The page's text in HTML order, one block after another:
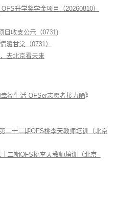
升学奖学金项目（20260810）
目收支公示（0731)
暖甘棠（0731）
去北京看未来
福生活-OFSer志愿者接力晒》
二十二期OFS桃李天教师培训（北京
二期OFS桃李天教师培训（北京 ·